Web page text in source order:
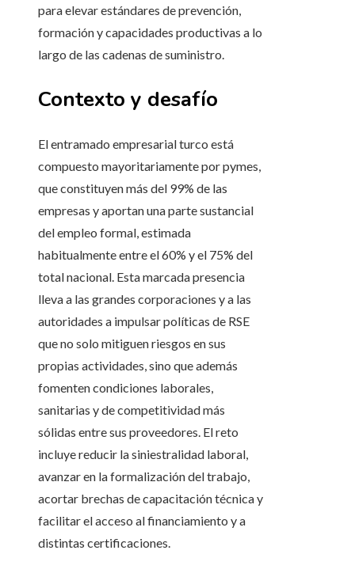
para elevar estándares de prevención,
formación y capacidades productivas a lo
largo de las cadenas de suministro.
Contexto y desafío
El entramado empresarial turco está
compuesto mayoritariamente por pymes,
que constituyen más del 99% de las
empresas y aportan una parte sustancial
del empleo formal, estimada
habitualmente entre el 60% y el 75% del
total nacional. Esta marcada presencia
lleva a las grandes corporaciones y a las
autoridades a impulsar políticas de RSE
que no solo mitiguen riesgos en sus
propias actividades, sino que además
fomenten condiciones laborales,
sanitarias y de competitividad más
sólidas entre sus proveedores. El reto
incluye reducir la siniestralidad laboral,
avanzar en la formalización del trabajo,
acortar brechas de capacitación técnica y
facilitar el acceso al financiamiento y a
distintas certificaciones.